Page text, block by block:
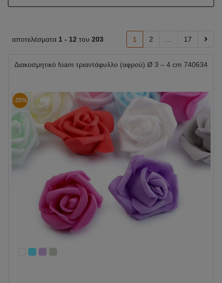
αποτελέσματα 1 - 12 του 203 1 2 17
Διακοσμητικό foam τριαντάφυλλο (αφρού) Ø 3 – 4 cm 740634
-35%